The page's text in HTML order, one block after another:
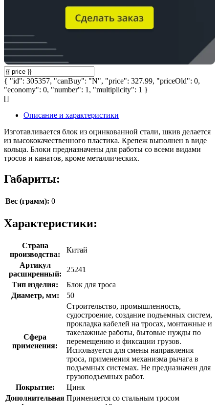
{ "id": 305357, "canBuy": "N", "price": 327.99, "priceOld": 0,
"economy": 0, "number": 1, "multiplicity": 1 }
[]
Описание и характеристики
Изготавливается блок из оцинкованной стали, шкив делается
из высококачественного пластика. Крепеж выполнен в виде
кольца. Блоки предназначены для работы со всеми видами
тросов и канатов, кроме металлических.
Габариты:
Вес (грамм): 0
Характеристики:
Страна
производства:
Китай
Артикул
расширенный:
25241
Тип изделия:
Блок для троса
Диаметр, мм:
50
Сфера
применения:
Строительство, промышленность,
судостроение, создание подъемных систем,
прокладка кабелей на тросах, монтажные и
такелажные работы, бытовые нужды по
перемещению и фиксации грузов.
Используется для смены направления
троса, применения механизма рычага в
подъемных системах. Не предназначен для
грузоподъемных работ.
Покрытие:
Цинк
Дополнительная Применяется со стальным тросом